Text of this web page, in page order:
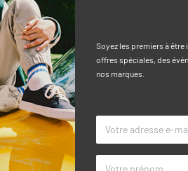
Terry française
Diego Sunset».
Soyez les premiers à
offres spéciales, des
nos marques.